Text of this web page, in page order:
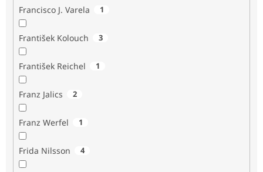
Francisco J. Varela 1
František Kolouch 3
František Reichel 1
Franz Jalics 2
Franz Werfel 1
Frida Nilsson 4